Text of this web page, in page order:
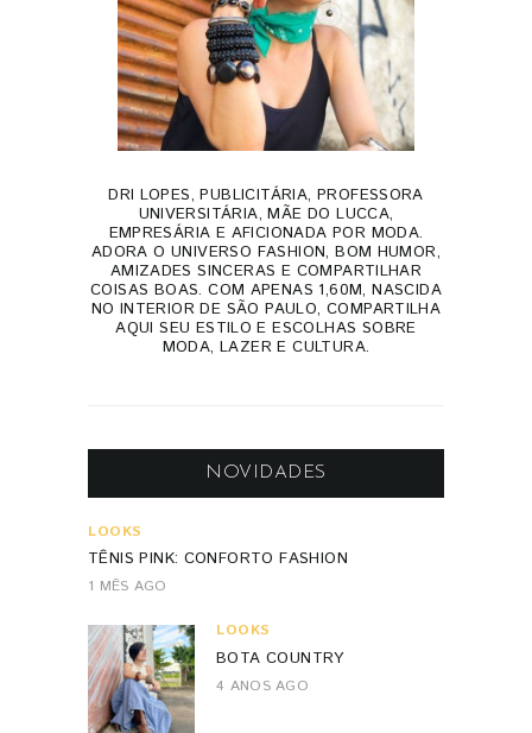
DRI LOPES, PUBLICITÁRIA, PROFESSORA
UNIVERSITÁRIA, MÃE DO LUCCA,
EMPRESÁRIA E AFICIONADA POR MODA.
ADORA O UNIVERSO FASHION, BOM HUMOR,
AMIZADES SINCERAS E COMPARTILHAR
COISAS BOAS. COM APENAS 1,60M, NASCIDA
NO INTERIOR DE SÃO PAULO, COMPARTILHA
AQUI SEU ESTILO E ESCOLHAS SOBRE
MODA, LAZER E CULTURA.
NOVIDADES
LOOKS
TÊNIS PINK: CONFORTO FASHION
1 MÊS AGO
LOOKS
BOTA COUNTRY
4 ANOS AGO